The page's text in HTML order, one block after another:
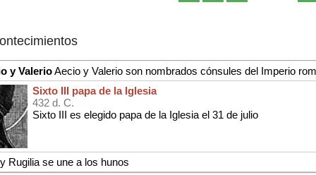
y ValerioAecio y Valerio son nombrados cónsules del Imperio
Sixto III papa de la Iglesia
432 d. C.
Sixto III es elegido papa de la Iglesia el 31 de julio
Rugilia se une a los hunos